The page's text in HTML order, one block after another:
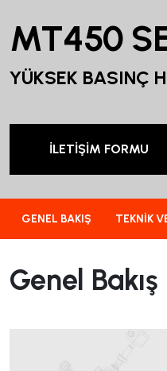
MT450
YÜKSEK BASINÇ
İLETIŞIM FORMU
GENEL BAKIŞ TEKNIK
Genel Bakış